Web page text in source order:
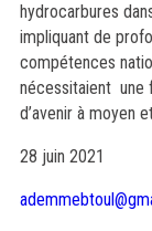
hydrocarbures
impliquant de
compétences
nécessitaient une
d’avenir à moyen
28 juin 2021